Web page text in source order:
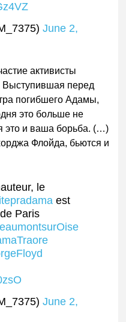
June 2,
активисты
перед
погибшего Адамы,
это больше не
это и ваша борьба. (…)
Флойда, бьются и
le
est
Paris
June 2,